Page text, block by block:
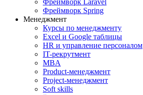
Фреймворк Laravel
Фреймворк Spring
Менеджмент
Курсы по менеджменту
Excel и Google таблицы
HR и управление персоналом
IT-рекрутмент
MBA
Product-менеджмент
Project-менеджмент
Soft skills